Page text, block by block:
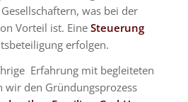
was bei der
Vorteil ist. EineSteuerung
erfolgen.
Erfahrung mit begleiteten
wir den Gründungsprozess